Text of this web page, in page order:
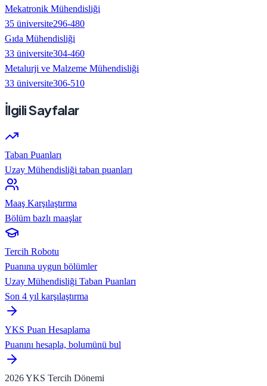
Mekatronik Mühendisliği
35 üniversite296-480
Gıda Mühendisliği
33 üniversite304-460
Metalurji ve Malzeme Mühendisliği
33 üniversite306-510
İlgili Sayfalar
Taban Puanları
Uzay Mühendisliği taban puanları
Maaş Karşılaştırma
Bölüm bazlı maaşlar
Tercih Robotu
Puanına uygun bölümler
Uzay Mühendisliği Taban Puanları
Son 4 yıl karşılaştırma
YKS Puan Hesaplama
Puanını hesapla, bolumünü bul
2026 YKS Tercih Dönemi